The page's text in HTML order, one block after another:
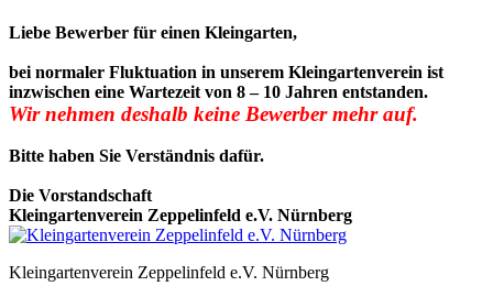
Liebe Bewerber für einen Kleingarten,
bei normaler Fluktuation in unserem Kleingartenverein ist
inzwischen eine Wartezeit von 8 – 10 Jahren entstanden.
Wir nehmen deshalb keine Bewerber mehr auf.
Bitte haben Sie Verständnis dafür.
Die Vorstandschaft
Kleingartenverein Zeppelinfeld e.V. Nürnberg
Kleingartenverein Zeppelinfeld e.V. Nürnberg